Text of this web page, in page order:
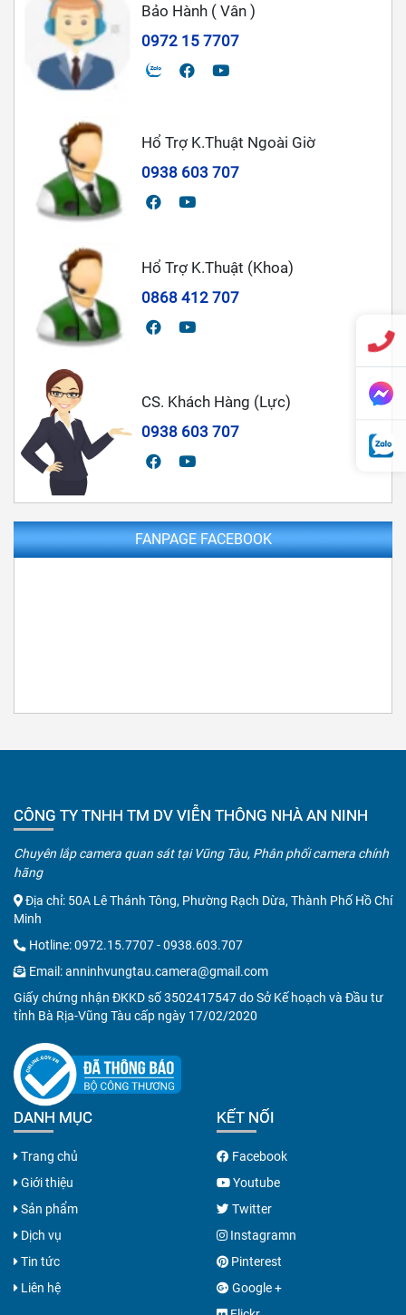
Bảo Hành ( Vân )
0972 15 7707
Hổ Trợ K.Thuật Ngoài Giờ
0938 603 707
Hổ Trợ K.Thuật (Khoa)
0868 412 707
CS. Khách Hàng (Lực)
0938 603 707
FANPAGE FACEBOOK
CÔNG TY TNHH TM DV VIỄN THÔNG NHÀ AN NINH
Chuyên lắp camera quan sát tại Vũng Tàu, Phân phối camera chính
hãng
Địa chỉ: 50A Lê Thánh Tông, Phường Rạch Dừa, Thành Phố Hồ Chí
Minh
Hotline:0972.15.7707-0938.603.707
Email:anninhvungtau.camera@gmail.com
Giấy chứng nhận ĐKKD số 3502417547 do Sở Kế hoạch và Đầu tư
tỉnh Bà Rịa-Vũng Tàu cấp ngày 17/02/2020
DANH MỤC
Trang chủ
Giới thiệu
Sản phẩm
Dịch vụ
Tin tức
Liên hệ
KẾT NỐI
Facebook
Youtube
Twitter
Instagramn
Pinterest
Google +